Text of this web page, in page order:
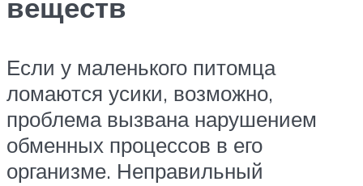
веществ
Если у маленького питомца
ломаются усики, возможно,
проблема вызвана нарушением
обменных процессов в его
организме. Неправильный